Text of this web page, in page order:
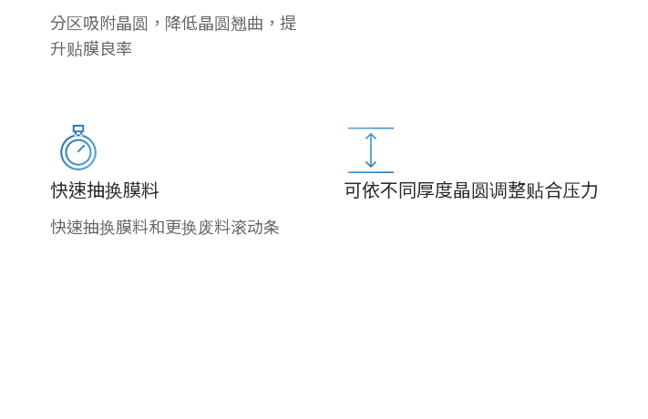
分区吸附晶圆，降低晶圆翘曲，提
升贴膜良率
快速抽换膜料
快速抽换膜料和更换废料滚动条
可依不同厚度晶圆调整贴合压力